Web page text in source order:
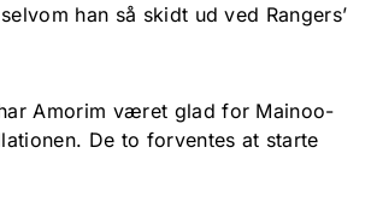
han så skidt ud ved Rangers’
Amorim været glad for Mainoo-
De to forventes at starte